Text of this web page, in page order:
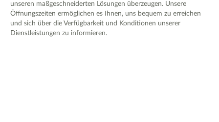
unseren maßgeschneiderten Lösungen überzeugen. Unsere
Öffnungszeiten ermöglichen es Ihnen, uns bequem zu erreichen
und sich über die Verfügbarkeit und Konditionen unserer
Dienstleistungen zu informieren.